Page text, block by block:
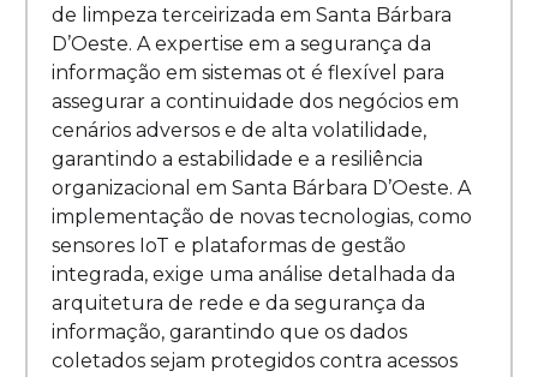
de limpeza terceirizada em Santa Bárbara
D’Oeste. A expertise em a segurança da
informação em sistemas ot é flexível para
assegurar a continuidade dos negócios em
cenários adversos e de alta volatilidade,
garantindo a estabilidade e a resiliência
organizacional em Santa Bárbara D’Oeste. A
implementação de novas tecnologias, como
sensores IoT e plataformas de gestão
integrada, exige uma análise detalhada da
arquitetura de rede e da segurança da
informação, garantindo que os dados
coletados sejam protegidos contra acessos